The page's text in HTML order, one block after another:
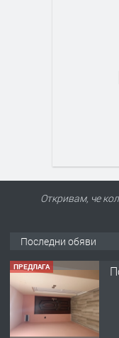
Откривам, че
Последни обяви
ПРЕДЛАГА